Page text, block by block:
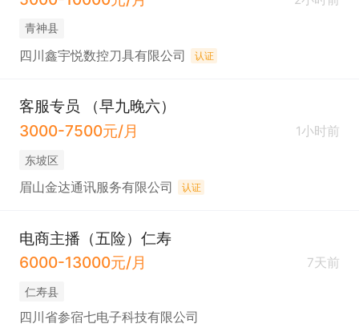
青神县
四川鑫宇悦数控刀具有限公司 认证
客服专员 （早九晚六）
3000-7500元/月
1小时前
东坡区
眉山金达通讯服务有限公司 认证
电商主播（五险）仁寿
6000-13000元/月
7天前
仁寿县
四川省参宿七电子科技有限公司